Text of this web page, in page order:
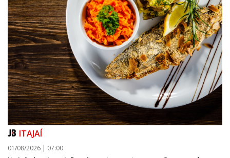
ITAJAÍ
01/08/2026 | 07:00